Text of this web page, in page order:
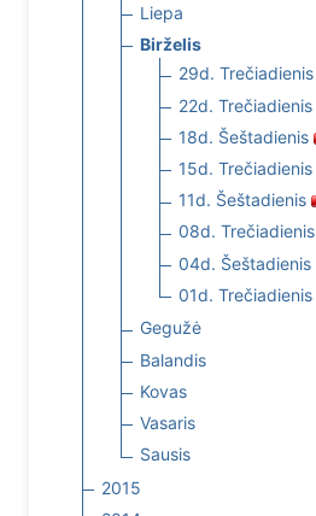
Liepa
Birželis
29d. Trečiadienis
22d. Trečiadienis
18d. Šeštadienis
15d. Trečiadienis
11d. Šeštadienis
08d. Trečiadienis
04d. Šeštadienis
01d. Trečiadienis
Gegužė
Balandis
Kovas
Vasaris
Sausis
2015